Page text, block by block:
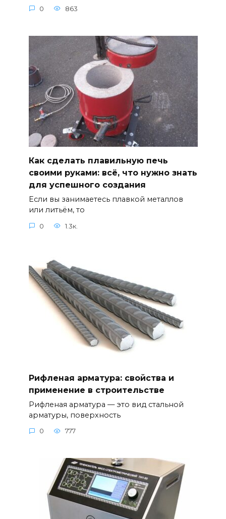
0 863
Как сделать плавильную печь
своими руками: всё, что нужно знать
для успешного создания
Если вы занимаетесь плавкой металлов
или литьём, то
0 1.3к.
Рифленая арматура: свойства и
применение в строительстве
Рифленая арматура — это вид стальной
арматуры, поверхность
0 777